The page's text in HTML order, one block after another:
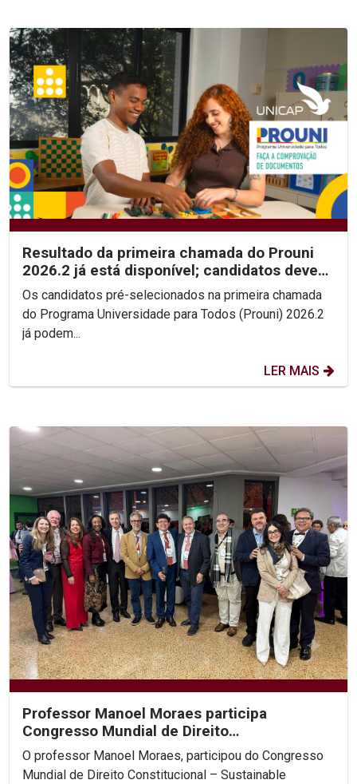
Resultado da primeira chamada do Prouni
2026.2 já está disponível; candidatos devem
enviar...
Os candidatos pré-selecionados na primeira chamada
do Programa Universidade para Todos (Prouni) 2026.2
já podem...
LER MAIS
Professor Manoel Moraes participa
Congresso Mundial de Direito
Constitucional, na Colômbia.
O professor Manoel Moraes, participou do Congresso
Mundial de Direito Constitucional – Sustainable